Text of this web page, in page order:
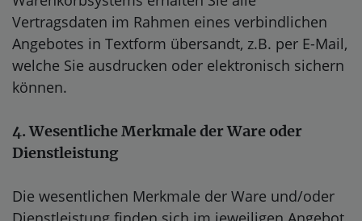
Vertragsdaten im Rahmen eines verbindlichen
Angebotes in Textform übersandt, z.B. per E-Mail,
welche Sie ausdrucken oder elektronisch sichern
können.
4. Wesentliche Merkmale der Ware oder
Dienstleistung
Die wesentlichen Merkmale der Ware und/oder